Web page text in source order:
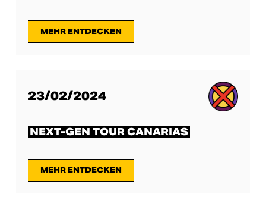
MEHR ENTDECKEN
23/02/2024
NEXT-GEN TOUR CANARIAS
MEHR ENTDECKEN